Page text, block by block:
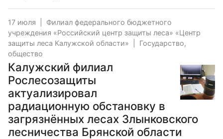
17 июля
Филиал федерального бюджетного
учреждения «Российский центр защиты леса» «Центр
защиты леса Калужской области»
Государство,
общество
Калужский филиал
Рослесозащиты
актуализировал
радиационную обстановку в
загрязнённых лесах Злынковского
лесничества Брянской области